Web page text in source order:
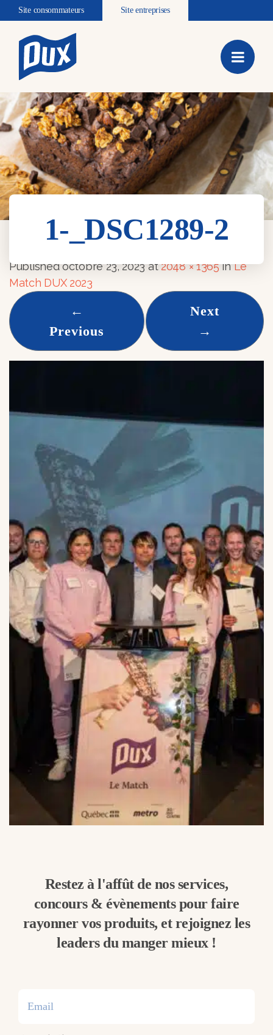
Site consommateurs Site entreprises
1-_DSC1289-2
1-_DSC1289-2
Publishedoctobre 23, 2023at2048 × 1365inLe
Match DUX 2023
←
Previous
Next
→
Restez à l'affût de nos services,
concours & évènements pour faire
rayonner vos produits, et rejoignez les
leaders du manger mieux !